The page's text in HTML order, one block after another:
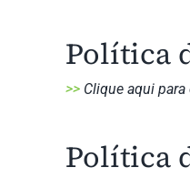
Política
>> Clique aqui
Política